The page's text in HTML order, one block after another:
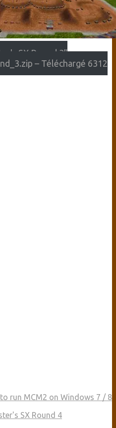
SX Round 3”
– Téléchargé 6312
run MCM2 on Windows 7 / 8
SX Round 4